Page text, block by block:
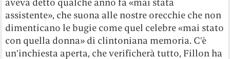
aveva detto qualche anno fa «mai stata
assistente», che suona alle nostre orecchie che non
dimenticano le bugie come quel celebre «mai stato
con quella donna» di clintoniana memoria. C’è
un’inchiesta aperta, che verificherà tutto, Fillon ha